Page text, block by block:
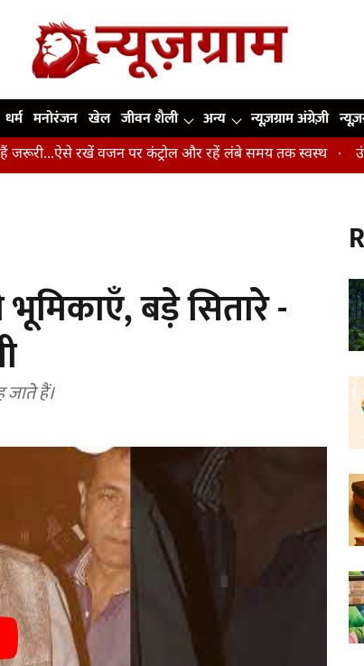
धर्म मनोरंजन खेल जीवन शैली अन्य न्यूज़ग्राम अंग्रेज़ी
रखें वजन पर कंट्रोल और रहें लंबे समय तक स्वस्थ उंगलियां,
भूमिकाएँ, बड़े सितारे -
जाते हैं।